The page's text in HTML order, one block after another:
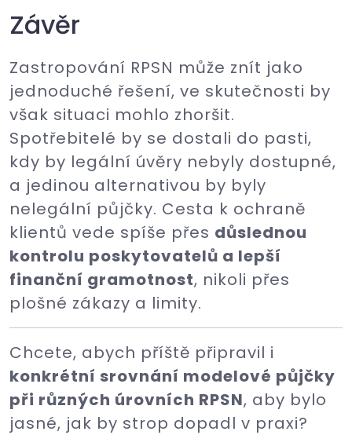
Závěr
Zastropování RPSN může znít jako
jednoduché řešení, ve skutečnosti by
však situaci mohlo zhoršit.
Spotřebitelé by se dostali do pasti,
kdy by legální úvěry nebyly dostupné,
a jedinou alternativou by byly
nelegální půjčky. Cesta k ochraně
klientů vede spíše přes důslednou
kontrolu poskytovatelů a lepší
finanční gramotnost, nikoli přes
plošné zákazy a limity.
Chcete, abych příště připravil i
konkrétní srovnání modelové půjčky
při různých úrovních RPSN, aby bylo
jasné, jak by strop dopadl v praxi?